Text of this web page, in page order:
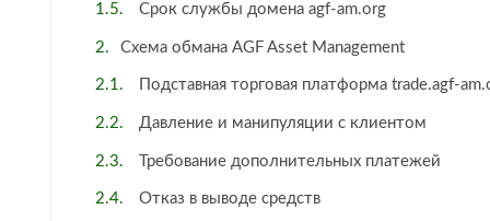
Срок службы домена agf-am.org
Схема обмана AGF Asset Management
Подставная торговая платформа trade.agf-
Давление и манипуляции с клиентом
Требование дополнительных платежей
Отказ в выводе средств